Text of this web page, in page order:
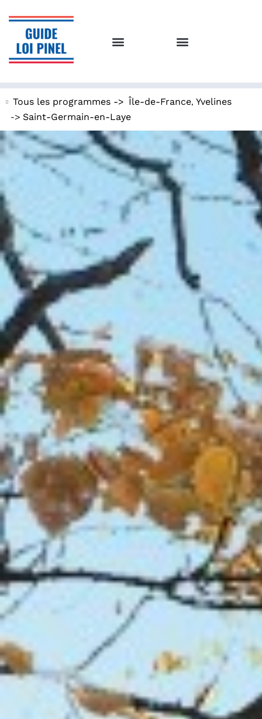
Tous les programmes -> Île-de-France, Yvelines
-> Saint-Germain-en-Laye